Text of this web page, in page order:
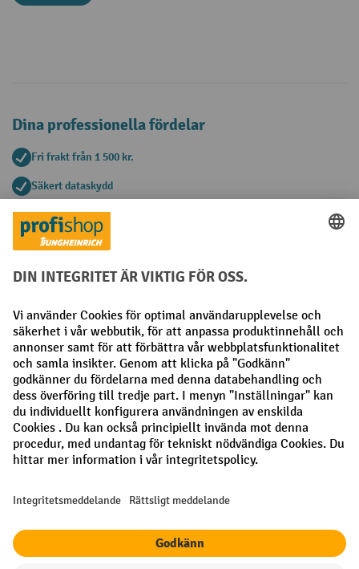
Dina professionella fördelar
Fri frakt från 1 500 kr.
Säkert dataskydd
Personlig köprådgivning
Betalningsmetoder
Faktura Förskottsbetalning
Sociala nätverk
Facebook
LinkedIn
Instagram
Sekretessinställningar
Alla priser exkl. Moms plus fraktkostnader
fraktkostnader, om inget annat anges.